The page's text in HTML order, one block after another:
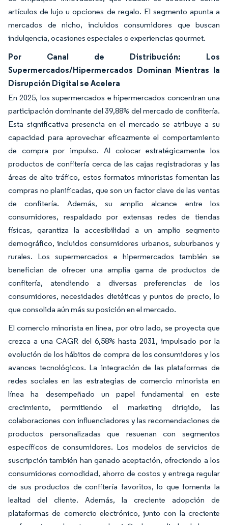
artículos de lujo u opciones de regalo. El segmento apunta a
mercados de nicho, incluidos consumidores que buscan
indulgencia, ocasiones especiales o experiencias gourmet.
Por Canal de Distribución: Los
Supermercados/Hipermercados Dominan Mientras la
Disrupción Digital se Acelera
En 2025, los supermercados e hipermercados concentran una
participación dominante del 39,88% del mercado de confitería.
Esta significativa presencia en el mercado se atribuye a su
capacidad para aprovechar eficazmente el comportamiento
de compra por impulso. Al colocar estratégicamente los
productos de confitería cerca de las cajas registradoras y las
áreas de alto tráfico, estos formatos minoristas fomentan las
compras no planificadas, que son un factor clave de las ventas
de confitería. Además, su amplio alcance entre los
consumidores, respaldado por extensas redes de tiendas
físicas, garantiza la accesibilidad a un amplio segmento
demográfico, incluidos consumidores urbanos, suburbanos y
rurales. Los supermercados e hipermercados también se
benefician de ofrecer una amplia gama de productos de
confitería, atendiendo a diversas preferencias de los
consumidores, necesidades dietéticas y puntos de precio, lo
que consolida aún más su posición en el mercado.
El comercio minorista en línea, por otro lado, se proyecta que
crezca a una CAGR del 6,58% hasta 2031, impulsado por la
evolución de los hábitos de compra de los consumidores y los
avances tecnológicos. La integración de las plataformas de
redes sociales en las estrategias de comercio minorista en
línea ha desempeñado un papel fundamental en este
crecimiento, permitiendo el marketing dirigido, las
colaboraciones con influenciadores y las recomendaciones de
productos personalizadas que resuenan con segmentos
específicos de consumidores. Los modelos de servicios de
suscripción también han ganado aceptación, ofreciendo a los
consumidores comodidad, ahorro de costos y entrega regular
de sus productos de confitería favoritos, lo que fomenta la
lealtad del cliente. Además, la creciente adopción de
plataformas de comercio electrónico, junto con la creciente